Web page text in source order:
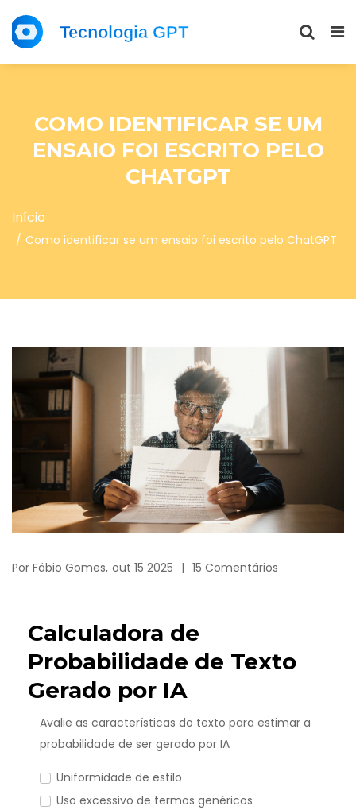
COMO IDENTIFICAR SE UM
ENSAIO FOI ESCRITO PELO
CHATGPT
Início
Como identificar se um ensaio foi escrito pelo ChatGPT
Por Fábio Gomes, out 15 2025 15 Comentários
Calculadora de
Probabilidade de Texto
Gerado por IA
Avalie as características do texto para estimar a
probabilidade de ser gerado por IA
Uniformidade de estilo
Uso excessivo de termos genéricos